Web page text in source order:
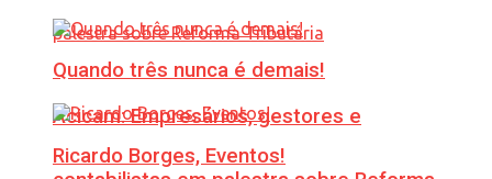
Acicam: Empresários, gestores e
Quando três nunca é demais!
Ricardo Borges, Eventos!